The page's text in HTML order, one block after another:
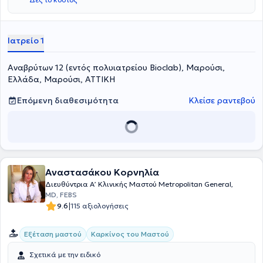
Ιατρείο 1
Αναβρύτων 12 (εντός πολυιατρείου Bioclab), Μαρούσι,
Ελλάδα, Μαρούσι, ΑΤΤΙΚΗ
Επόμενη διαθεσιμότητα
Κλείσε ραντεβού
Αναστασάκου Κορνηλία
Διευθύντρια Α’ Κλινικής Μαστού Metropolitan General,
MD, FEBS
9.6|115 αξιολογήσεις
Εξέταση μαστού Καρκίνος του Μαστού
Σχετικά με την ειδικό